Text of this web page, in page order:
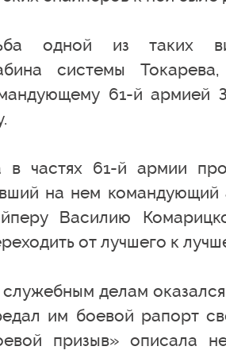
одной из таких
системы
61-й армией
в частях 61-й армии
на нем
Василию
от лучшего к
делам оказался
им боевой рапорт
призыв» описала